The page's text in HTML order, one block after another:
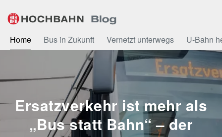
Inhalt
Home Bus in Zukunft Vernetzt unterwegs U-Bahn
Ersatzverkehr ist mehr als
„Bus statt Bahn“ – der